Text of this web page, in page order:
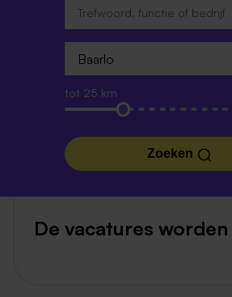
tot 25 km
Zoeken
De vacatures